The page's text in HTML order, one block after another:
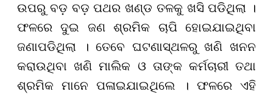
ଉପରୁ ବଡ଼ ବଡ଼ ପଥର ଖଣ୍ଡ ତଳକୁ ଖସି ପଡିଥିଲା ।
ଫଳରେ ଦୁଇ ଜଣ ଶ୍ରମିକ ଚାପି ହୋଇଯାଇଥିବା
ଜଣାପଡିଥିଲା । ତେବେ ଘଟଣାସ୍ଥଳରୁ ଖଣି ଖନନ
କରାଉଥିବା ଖଣି ମାଲିକ ଓ ତାଙ୍କ କର୍ମଚାରୀ ତଥା
ଶ୍ରମିକ ମାନେ ପଳାଇଯାଇଥିଲେ । ଫଳରେ ଏହି